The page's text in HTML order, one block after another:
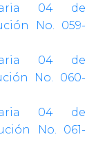
04 de
No. 059-
04 de
No. 060-
04 de
No. 061-